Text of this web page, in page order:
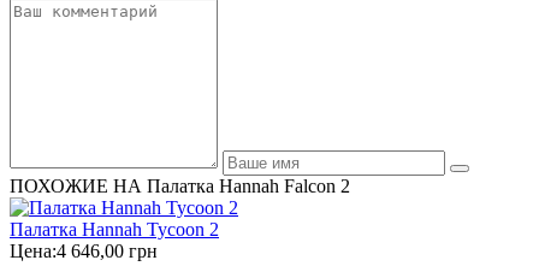
ПОХОЖИЕ НА Палатка Hannah Falcon 2
Палатка Hannah Tycoon 2
Цена:4 646,00 грн